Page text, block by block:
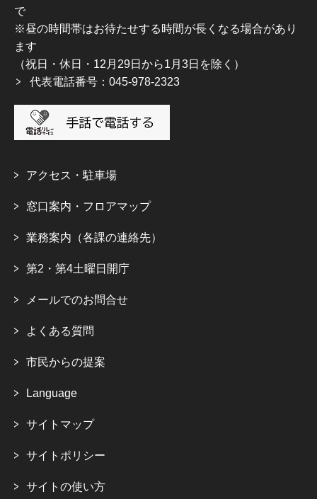
で
※昼の時間帯はお待たせする時間が長くなる場合があり
ます
（祝日・休日・12月29日から1月3日を除く）
代表電話番号：045-978-2323
アクセス・駐車場
窓口案内・フロアマップ
業務案内（各課の連絡先）
第2・第4土曜日開庁
メールでのお問合せ
よくある質問
市民からの提案
Language
サイトマップ
サイトポリシー
サイトの使い方